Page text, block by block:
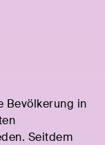
Bevölkerung in
Seitdem